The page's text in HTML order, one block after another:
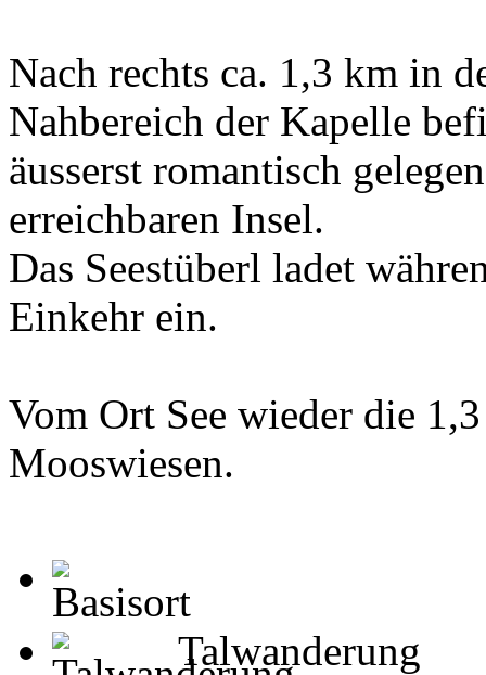
Nach rechts ca. 1,3 km in
Nahbereich der Kapelle
äusserst romantisch
erreichbaren Insel.
Das Seestüberl ladet
Einkehr ein.
Vom Ort See wieder die
Mooswiesen.
Talwanderung